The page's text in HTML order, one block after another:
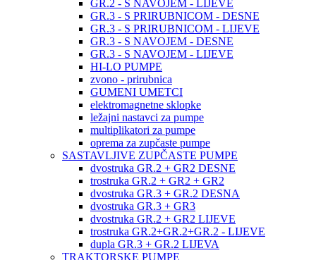
GR.2 - S NAVOJEM - LIJEVE
GR.3 - S PRIRUBNICOM - DESNE
GR.3 - S PRIRUBNICOM - LIJEVE
GR.3 - S NAVOJEM - DESNE
GR.3 - S NAVOJEM - LIJEVE
HI-LO PUMPE
zvono - prirubnica
GUMENI UMETCI
elektromagnetne sklopke
ležajni nastavci za pumpe
multiplikatori za pumpe
oprema za zupčaste pumpe
SASTAVLJIVE ZUPČASTE PUMPE
dvostruka GR.2 + GR2 DESNE
trostruka GR.2 + GR2 + GR2
dvostruka GR.3 + GR.2 DESNA
dvostruka GR.3 + GR3
dvostruka GR.2 + GR2 LIJEVE
trostruka GR.2+GR.2+GR.2 - LIJEVE
dupla GR.3 + GR.2 LIJEVA
TRAKTORSKE PUMPE